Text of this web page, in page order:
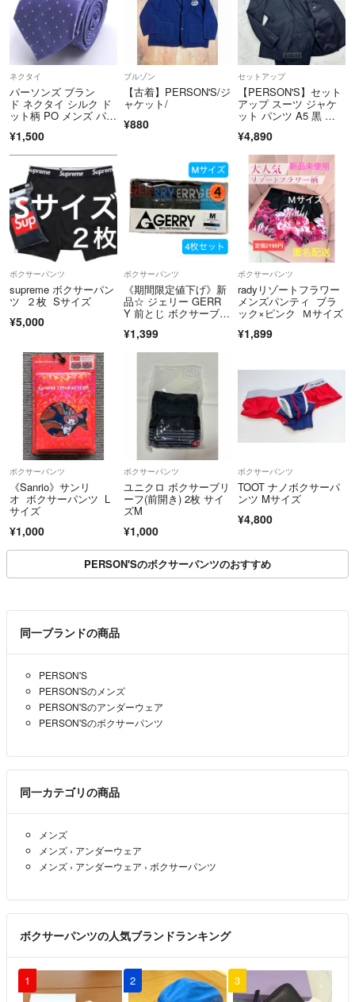
ネクタイ
パーソンズ ブラン
ド ネクタイ シルク ド
ット柄 PO メンズ パー
¥1,500
ブルゾン
【古着】PERSON'S/ジ
ャケット/
¥880
セットアップ
【PERSON'S】セット
アップ スーツ ジャケ
ット パンツ A5 黒 背
¥4,890
ボクサーパンツ
supreme ボクサーパン
ツ ２枚 Sサイズ
¥5,000
ボクサーパンツ
《期間限定値下げ》新
品☆ ジェリー GERR
Y 前とじ ボクサーブリ
ズ）
¥1,399
ボクサーパンツ
radyリゾートフラワー
メンズパンティ ブラ
ック×ピンク Ｍサイズ
¥1,899
ボクサーパンツ
《Sanrio》サンリ
オ ボクサーパンツ L
サイズ
¥1,000
ボクサーパンツ
ユニクロ ボクサーブリ
ーフ(前開き) 2枚 サイ
ズM
¥1,000
ボクサーパンツ
TOOT ナノボクサーパ
ンツ Mサイズ
¥4,800
PERSON'Sのボクサーパンツのおすすめ
同一ブランドの商品
PERSON'S
PERSON'Sのメンズ
PERSON'Sのアンダーウェア
PERSON'Sのボクサーパンツ
同一カテゴリの商品
メンズ
メンズ › アンダーウェア
メンズ › アンダーウェア › ボクサーパンツ
ボクサーパンツの人気ブランドランキング
1 2 3